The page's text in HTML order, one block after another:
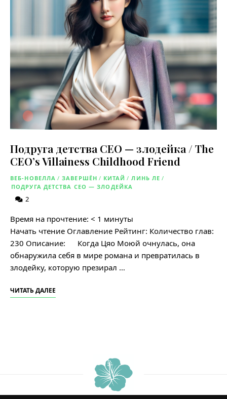
Подруга детства CEO — злодейка / The
CEO’s Villainess Childhood Friend
ВЕБ-НОВЕЛЛА / ЗАВЕРШЁН / КИТАЙ / ЛИНЬ ЛЕ /
ПОДРУГА ДЕТСТВА CEO — ЗЛОДЕЙКА
2
Время на прочтение: < 1 минуты
Начать чтение Оглавление Рейтинг: Количество глав:
230 Описание: Когда Цяо Моюй очнулась, она
обнаружила себя в мире романа и превратилась в
злодейку, которую презирал …
ЧИТАТЬ ДАЛЕЕ